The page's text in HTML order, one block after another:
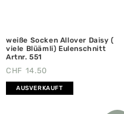
weiße Socken Allover Daisy (
viele Blüämli) Eulenschnitt
Artnr. 551
CHF 14.50
AUSVERKAUFT